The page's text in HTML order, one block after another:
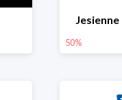
50%